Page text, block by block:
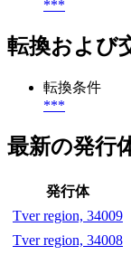
***
転換および
転換条件
***
最新の発行
発行体
Tver region, 34009
Tver region, 34008